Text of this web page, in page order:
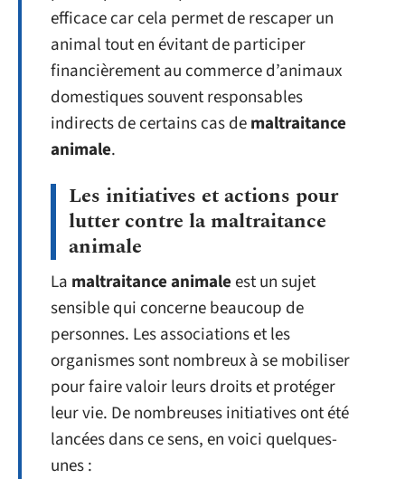
efficace car cela permet de rescaper un
animal tout en évitant de participer
financièrement au commerce d’animaux
domestiques souvent responsables
indirects de certains cas demaltraitance
animale.
Les initiatives et actions pour
lutter contre la maltraitance
animale
La maltraitance animaleest un sujet
sensible qui concerne beaucoup de
personnes. Les associations et les
organismes sont nombreux à se mobiliser
pour faire valoir leurs droits et protéger
leur vie. De nombreuses initiatives ont été
lancées dans ce sens, en voici quelques-
unes :